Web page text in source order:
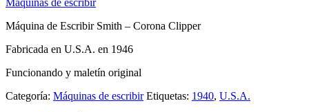
Máquina de Escribir Smith – Corona Clipper
Fabricada en U.S.A. en 1946
Funcionando y maletín original
Categoría: Máquinas de escribir Etiquetas: 1940, U.S.A.